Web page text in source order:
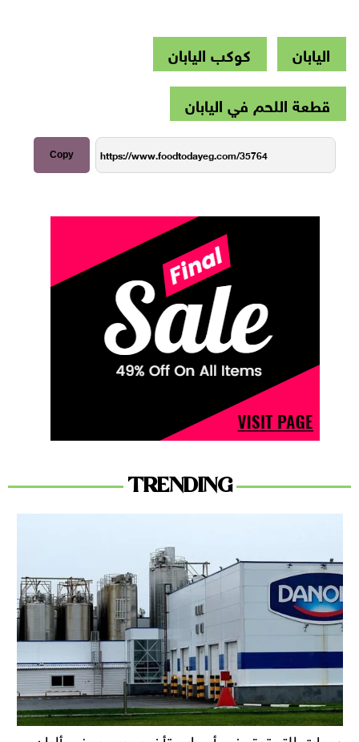
اليابان
كوكب اليابان
قطعة اللحم في اليابان
Copy
TRENDING